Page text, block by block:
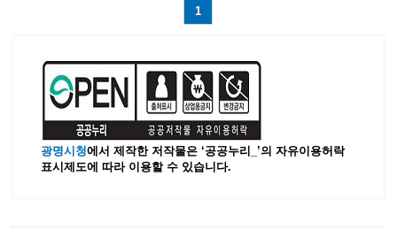
1
광명시청에서 제작한 저작물은 ‘공공누리_’의 자유이용허락
표시제도에 따라 이용할 수 있습니다.